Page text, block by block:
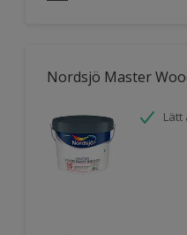
Nordsjö Master
Lätt